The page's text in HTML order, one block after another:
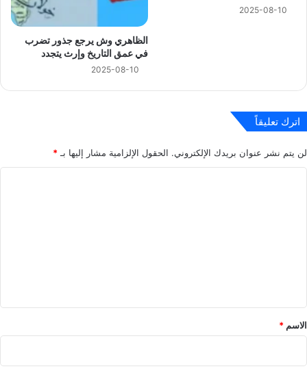
2025-08-10
الظاهري وش يرجع جذور تضرب
في عمق التاريخ وإرث يتجدد
2025-08-10
اترك تعليقاً
لن يتم نشر عنوان بريدك الإلكتروني. الحقول الإلزامية مشار إليها بـ *
*
الاسم *